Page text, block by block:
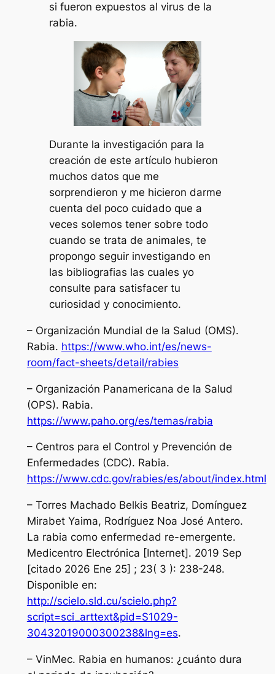
si fueron expuestos al virus de la
rabia.
Durante la investigación para la
creación de este artículo hubieron
muchos datos que me
sorprendieron y me hicieron darme
cuenta del poco cuidado que a
veces solemos tener sobre todo
cuando se trata de animales, te
propongo seguir investigando en
las bibliografias las cuales yo
consulte para satisfacer tu
curiosidad y conocimiento.
– Organización Mundial de la Salud (OMS).
Rabia. https://www.who.int/es/news-
room/fact-sheets/detail/rabies
– Organización Panamericana de la Salud
(OPS). Rabia.
https://www.paho.org/es/temas/rabia
– Centros para el Control y Prevención de
Enfermedades (CDC). Rabia.
https://www.cdc.gov/rabies/es/about/index.html
– Torres Machado Belkis Beatriz, Domínguez
Mirabet Yaima, Rodríguez Noa José Antero.
La rabia como enfermedad re-emergente.
Medicentro Electrónica [Internet]. 2019 Sep
[citado 2026 Ene 25] ; 23( 3 ): 238-248.
Disponible en:
http://scielo.sld.cu/scielo.php?
script=sci_arttext&pid=S1029-
30432019000300238&lng=es.
– VinMec. Rabia en humanos: ¿cuánto dura